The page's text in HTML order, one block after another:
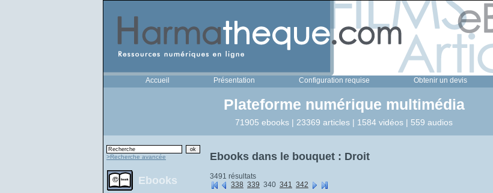
Accueil Présentation Configuration requise Obtenir un devis
Plateforme numérique multimédia
71905 ebooks | 23369 articles | 1584 vidéos | 559 audios
>Recherche avancée
Ebooks
Ebooks dans le bouquet : Droit
3491 résultats
338 339 340 341 342